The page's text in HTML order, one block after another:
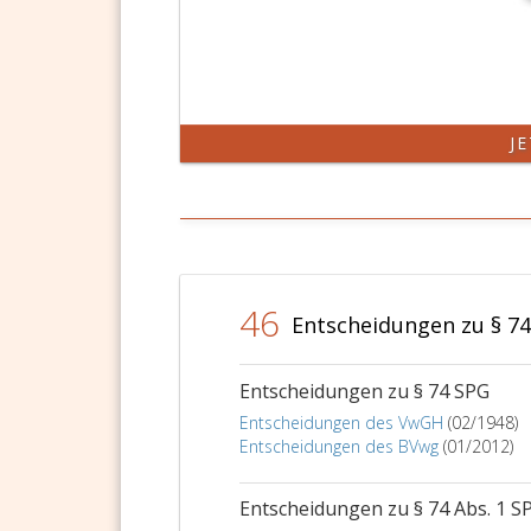
46 Entscheidungen zu §
Entscheidungen zu § 74 SPG
Entscheidungen des VwGH (02/1948)
Entscheidungen des BVwg (01/2012)
Entscheidungen zu § 74 Abs. 1